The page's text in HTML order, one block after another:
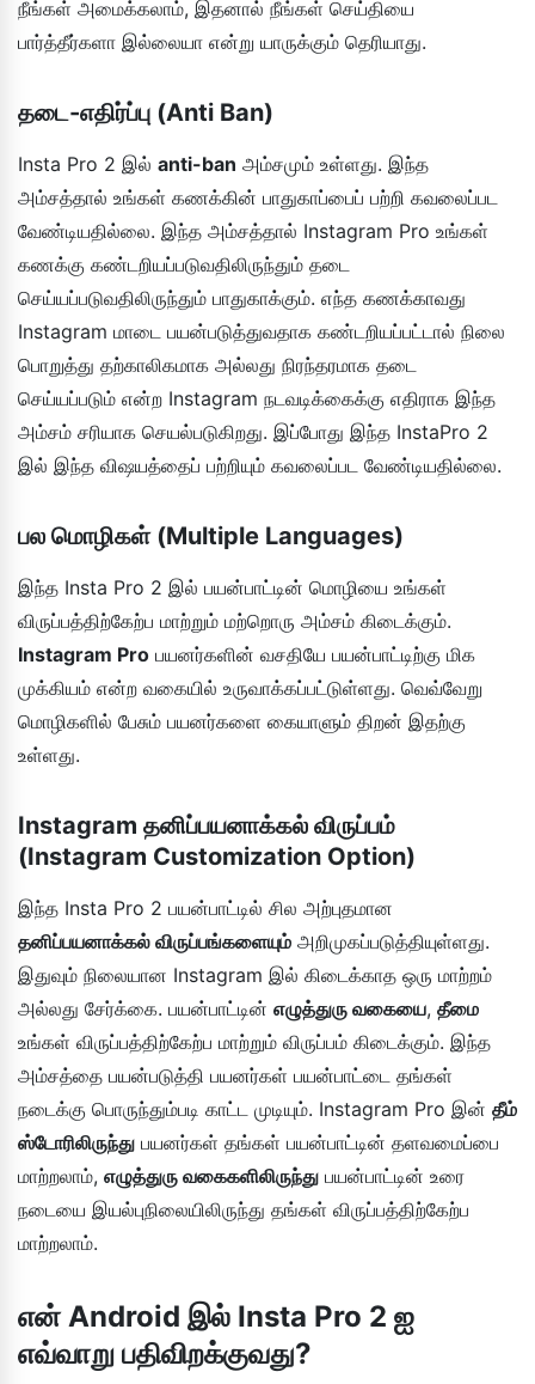
நீங்கள் அமைக்கலாம், இதனால் நீங்கள் செய்தியை
பார்த்தீர்களா இல்லையா என்று யாருக்கும் தெரியாது.
தடை-எதிர்ப்பு (Anti Ban)
Insta Pro 2 இல் anti-ban அம்சமும் உள்ளது. இந்த
அம்சத்தால் உங்கள் கணக்கின் பாதுகாப்பைப் பற்றி கவலைப்பட
வேண்டியதில்லை. இந்த அம்சத்தால் Instagram Pro உங்கள்
கணக்கு கண்டறியப்படுவதிலிருந்தும் தடை
செய்யப்படுவதிலிருந்தும் பாதுகாக்கும். எந்த கணக்காவது
Instagram மாடை பயன்படுத்துவதாக கண்டறியப்பட்டால் நிலை
பொறுத்து தற்காலிகமாக அல்லது நிரந்தரமாக தடை
செய்யப்படும் என்ற Instagram நடவடிக்கைக்கு எதிராக இந்த
அம்சம் சரியாக செயல்படுகிறது. இப்போது இந்த InstaPro 2
இல் இந்த விஷயத்தைப் பற்றியும் கவலைப்பட வேண்டியதில்லை.
பல மொழிகள் (Multiple Languages)
இந்த Insta Pro 2 இல் பயன்பாட்டின் மொழியை உங்கள்
விருப்பத்திற்கேற்ப மாற்றும் மற்றொரு அம்சம் கிடைக்கும்.
Instagram Pro பயனர்களின் வசதியே பயன்பாட்டிற்கு மிக
முக்கியம் என்ற வகையில் உருவாக்கப்பட்டுள்ளது. வெவ்வேறு
மொழிகளில் பேசும் பயனர்களை கையாளும் திறன் இதற்கு
உள்ளது.
Instagram தனிப்பயனாக்கல் விருப்பம்
(Instagram Customization Option)
இந்த Insta Pro 2 பயன்பாட்டில் சில அற்புதமான
தனிப்பயனாக்கல் விருப்பங்களையும் அறிமுகப்படுத்தியுள்ளது.
இதுவும் நிலையான Instagram இல் கிடைக்காத ஒரு மாற்றம்
அல்லது சேர்க்கை. பயன்பாட்டின் எழுத்துரு வகையை, தீமை
உங்கள் விருப்பத்திற்கேற்ப மாற்றும் விருப்பம் கிடைக்கும். இந்த
அம்சத்தை பயன்படுத்தி பயனர்கள் பயன்பாட்டை தங்கள்
நடைக்கு பொருந்தும்படி காட்ட முடியும். Instagram Pro இன் தீம்
ஸ்டோரிலிருந்து பயனர்கள் தங்கள் பயன்பாட்டின் தளவமைப்பை
மாற்றலாம், எழுத்துரு வகைகளிலிருந்து பயன்பாட்டின் உரை
நடையை இயல்புநிலையிலிருந்து தங்கள் விருப்பத்திற்கேற்ப
மாற்றலாம்.
என் Android இல் Insta Pro 2 ஐ
எவ்வாறு பதிவிறக்குவது?